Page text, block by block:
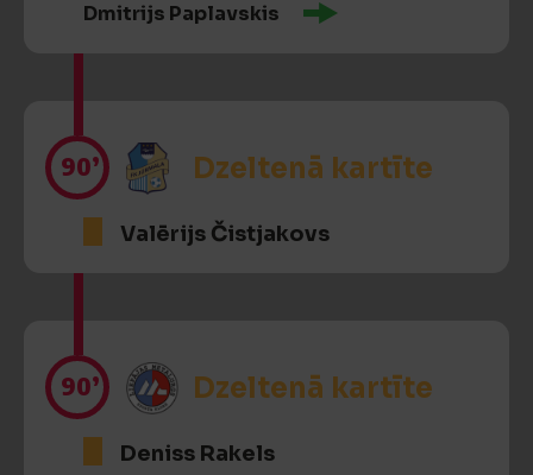
Dmitrijs Paplavskis
90’ Dzeltenā kartīte
Valērijs Čistjakovs
90’ Dzeltenā kartīte
Deniss Rakels